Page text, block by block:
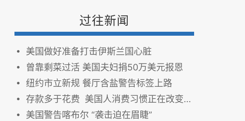
过往新闻
美国做好准备打击伊斯兰国心脏
曾靠剩菜过活 美国夫妇捐50万美元报恩
纽约市立新规 餐厅含盐警告标签上路
存款多于花费 美国人消费习惯正在改变？
美国警告喀布尔 “袭击迫在眉睫”